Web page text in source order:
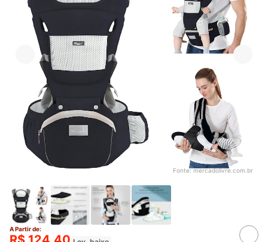
Fonte:mercadolivre.com.br
A Partir de: